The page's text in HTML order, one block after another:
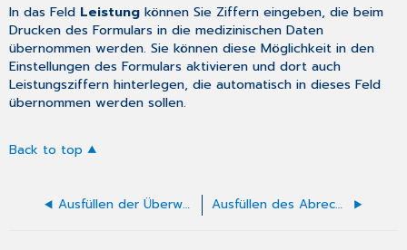
In das Feld Leistung können Sie Ziffern eingeben, die beim
Drucken des Formulars in die medizinischen Daten
übernommen werden. Sie können diese Möglichkeit in den
Einstellungen des Formulars aktivieren und dort auch
Leistungsziffern hinterlegen, die automatisch in dieses Feld
übernommen werden sollen.
Back to top
Ausfüllen der Überweisung Soziotherapie Ausfüllen des Abrechnungsscheins